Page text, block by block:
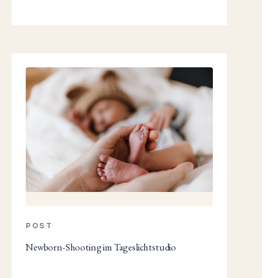
POST
Newborn-Shooting im Tageslichtstudio